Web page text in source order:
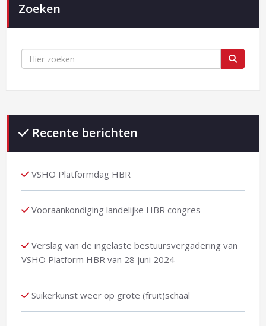
Zoeken
Recente berichten
VSHO Platformdag HBR
Vooraankondiging landelijke HBR congres
Verslag van de ingelaste bestuursvergadering van
VSHO Platform HBR van 28 juni 2024
Suikerkunst weer op grote (fruit)schaal